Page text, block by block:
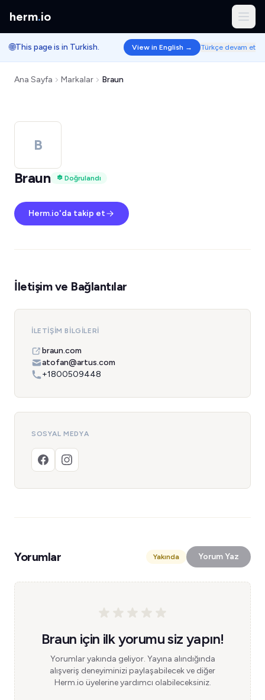
herm.io
🌐This page is in Turkish. View in English → Türkçe devam et
Ana Sayfa Markalar Braun
B
Braun
Doğrulandı
Herm.io'da takip et
İletişim ve Bağlantılar
İLETIŞIM BILGILERI
braun.com
atofan@artus.com
+1800509448
SOSYAL MEDYA
Yorumlar Yakında Yorum Yaz
Braun için ilk yorumu siz yapın!
Yorumlar yakında geliyor. Yayına alındığında
alışveriş deneyiminizi paylaşabilecek ve diğer
Herm.io üyelerine yardımcı olabileceksiniz.